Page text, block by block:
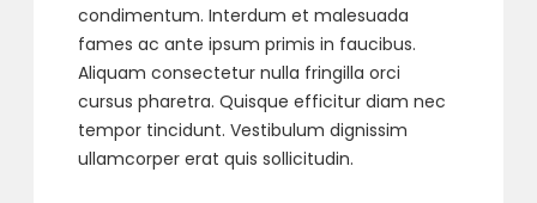
condimentum. Interdum et malesuada
fames ac ante ipsum primis in faucibus.
Aliquam consectetur nulla fringilla orci
cursus pharetra. Quisque efficitur diam nec
tempor tincidunt. Vestibulum dignissim
ullamcorper erat quis sollicitudin.